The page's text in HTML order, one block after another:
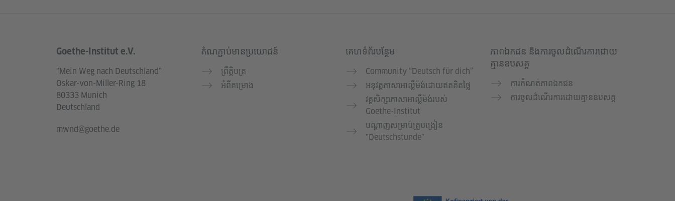
Service- und Informationsbereich
Goethe-Institut e.V.
"Mein Weg nach Deutschland"
Oskar-von-Miller-Ring 18
80333 Munich
Deutschland
mwnd@goethe.de
តំណភ្ជាប់មានប្រយោជន៍
ព្រឹត្តិបត្រ
អំពីគម្រោង
គេហទំព័របន្ថែម
Community “Deutsch für dich”
អនុវត្តភាសាអាល្លឺម៉ង់ដោយឥតគិតថ្លៃ
វគ្គសិក្សាភាសាអាល្លឺម៉ង់របស់
Goethe-Institut
បណ្តាញសម្រាប់គ្រូបង្រៀន
"Deutschstunde"
ភាពឯកជន និងការចូលដំណើរការដោយ
គ្មានឧបសគ្គ
ការកំណត់ភាពឯកជន
ការចូលដំណើរការដោយគ្មានឧបសគ្គ